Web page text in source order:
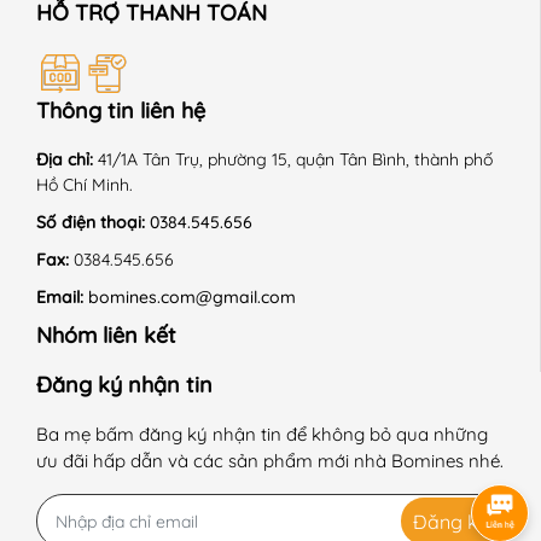
📍 HƯỚNG DẪN SỬ DỤNG:
+ Giặt máy ở chế độ nhẹ, nhiệt độ thường.
+ Không sử dụng hóa chất tẩy có chứa Clo.
+ Phơi trong bóng mát.
+ Sấy thùng chế độ nhẹ nhàng.
+ Là ở nhiệt độ trung bình 150 độ C.
+ Giặt với sản phẩm cùng màu.
+ Không là lên chi tiết trang trí.
------------------------------------------------------------
#Bomines #vaytreem #vaychobegai #vay #begai
#quanaotreem #thoitrangtreem #begai #betrai
HỖ TRỢ THANH TOÁN
Thông tin liên hệ
Địa chỉ: 41/1A Tân Trụ, phường 15, quận Tân Bình, thành phố
Hồ Chí Minh.
Số điện thoại: 0384.545.656
Fax: 0384.545.656
Email: bomines.com@gmail.com
Nhóm liên kết
Đăng ký nhận tin
Ba mẹ bấm đăng ký nhận tin để không bỏ qua những
ưu đãi hấp dẫn và các sản phẩm mới nhà Bomines nhé.
Đăng ký